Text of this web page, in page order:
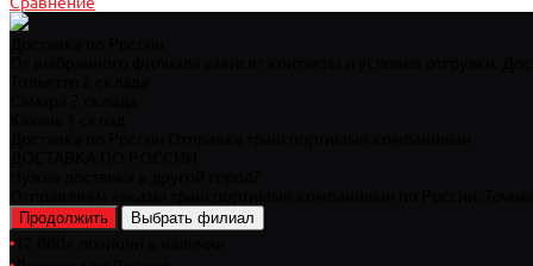
Продолжить Выбрать филиал